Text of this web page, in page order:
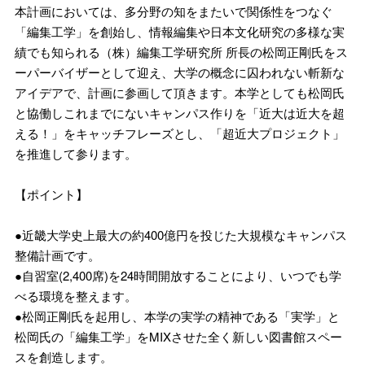
本計画においては、多分野の知をまたいで関係性をつなぐ
「編集工学」を創始し、情報編集や日本文化研究の多様な実
績でも知られる（株）編集工学研究所 所長の松岡正剛氏をス
ーパーバイザーとして迎え、大学の概念に囚われない斬新な
アイデアで、計画に参画して頂きます。本学としても松岡氏
と協働しこれまでにないキャンパス作りを「近大は近大を超
える！」をキャッチフレーズとし、「超近大プロジェクト」
を推進して参ります。
【ポイント】
●近畿大学史上最大の約400億円を投じた大規模なキャンパス
整備計画です。
●自習室(2,400席)を24時間開放することにより、いつでも学
べる環境を整えます。
●松岡正剛氏を起用し、本学の実学の精神である「実学」と
松岡氏の「編集工学」をMIXさせた全く新しい図書館スペー
スを創造します。